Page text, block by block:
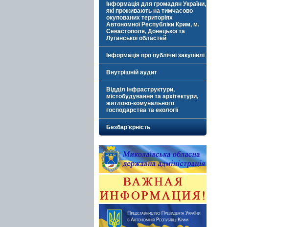
Інформація для громадян України,
які проживають на тимчасово
окупованих територіях
Автономної Республіки Крим, м.
Севастополя, Донецької та
Луганської областей
Інформація про публічні закупівлі
Внутрішній аудит
Відділ інфраструктури,
містобудування та архітектури,
житлово-комунального
господарства та екології
Безбар’єрність